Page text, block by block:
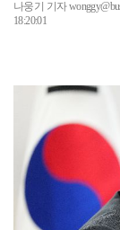
나웅기 기자
18:20:01